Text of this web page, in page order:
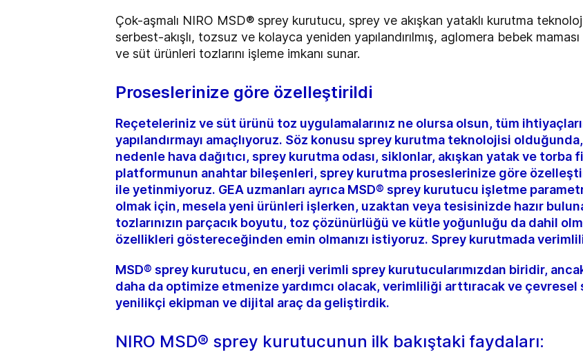
Çok-aşmalı NIRO MSD® sprey kurutucu, sprey ve akışkan yataklı kurutma
serbest-akışlı, tozsuz ve kolayca yeniden yapılandırılmış, aglomera bebek
ve süt ürünleri tozlarını işleme imkanı sunar.
Proseslerinize göre özelleştirildi
Reçeteleriniz ve süt ürünü toz uygulamalarınız ne olursa olsun, tüm
yapılandırmayı amaçlıyoruz. Söz konusu sprey kurutma teknolojisi
nedenle hava dağıtıcı, sprey kurutma odası, siklonlar, akışkan yatak ve
platformunun anahtar bileşenleri, sprey kurutma proseslerinize göre
ile yetinmiyoruz. GEA uzmanları ayrıca MSD® sprey kurutucu işletme
olmak için, mesela yeni ürünleri işlerken, uzaktan veya tesisinizde hazır
tozlarınızın parçacık boyutu, toz çözünürlüğü ve kütle yoğunluğu da dahil
özellikleri göstereceğinden emin olmanızı istiyoruz. Sprey kurutmada
MSD® sprey kurutucu, en enerji verimli sprey kurutucularımızdan biridir,
daha da optimize etmenize yardımcı olacak, verimliliği arttıracak ve
yenilikçi ekipman ve dijital araç da geliştirdik.
NIRO MSD® sprey kurutucunun ilk bakıştaki faydaları: